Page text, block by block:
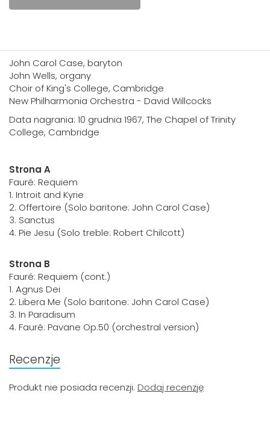
John Carol Case, baryton
John Wells, organy
Choir of King's College, Cambridge
New Philharmonia Orchestra - David Willcocks
Data nagrania: 10 grudnia 1967, The Chapel of Trinity
College, Cambridge
Strona A
Fauré: Requiem
1. Introit and Kyrie
2. Offertoire (Solo baritone: John Carol Case)
3. Sanctus
4. Pie Jesu (Solo treble: Robert Chilcott)
Strona B
Fauré: Requiem (cont.)
1. Agnus Dei
2. Libera Me (Solo baritone: John Carol Case)
3. In Paradisum
4. Fauré: Pavane Op.50 (orchestral version)
Recenzje
Produkt nie posiada recenzji. Dodaj recenzję